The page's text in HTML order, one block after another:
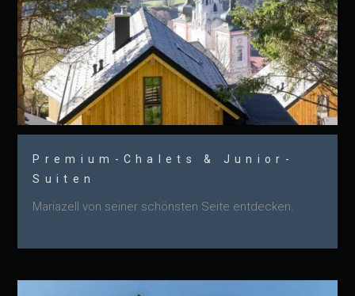
Premium-Chalets & Junior-
Suiten
Mariazell von seiner schönsten Seite entdecken.